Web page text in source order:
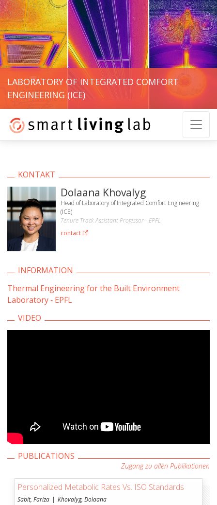
LABORATORY OF INTEGRATED COMFORT
ENGINEERING (ICE)
KONTAKT
Dolaana Khovalyg
Head of Laboratory of Integrated Comfort Engineering
(ICE)
Tenure Track Assistant Professor - EPFL
contact
INFORMATION
Thermal Engineering for the Built Environment
Laboratory ‐ EPFL
VIDEO
PUBLICATIONS
Zugang zu allen Publikationen
Personalized Metabolic Rates Vs. ISO Standards
Sabit, Fariza
Khovalyg, Dolaana